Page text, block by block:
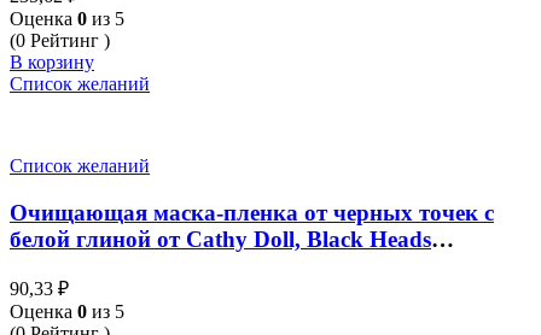
Оценка 0 из 5
(0 Рейтинг )
В корзину
Список желаний
Список желаний
Очищающая маска-пленка от черных точек с
белой глиной от Cathy Doll, Black Heads
90,33 ₽
Оценка 0 из 5